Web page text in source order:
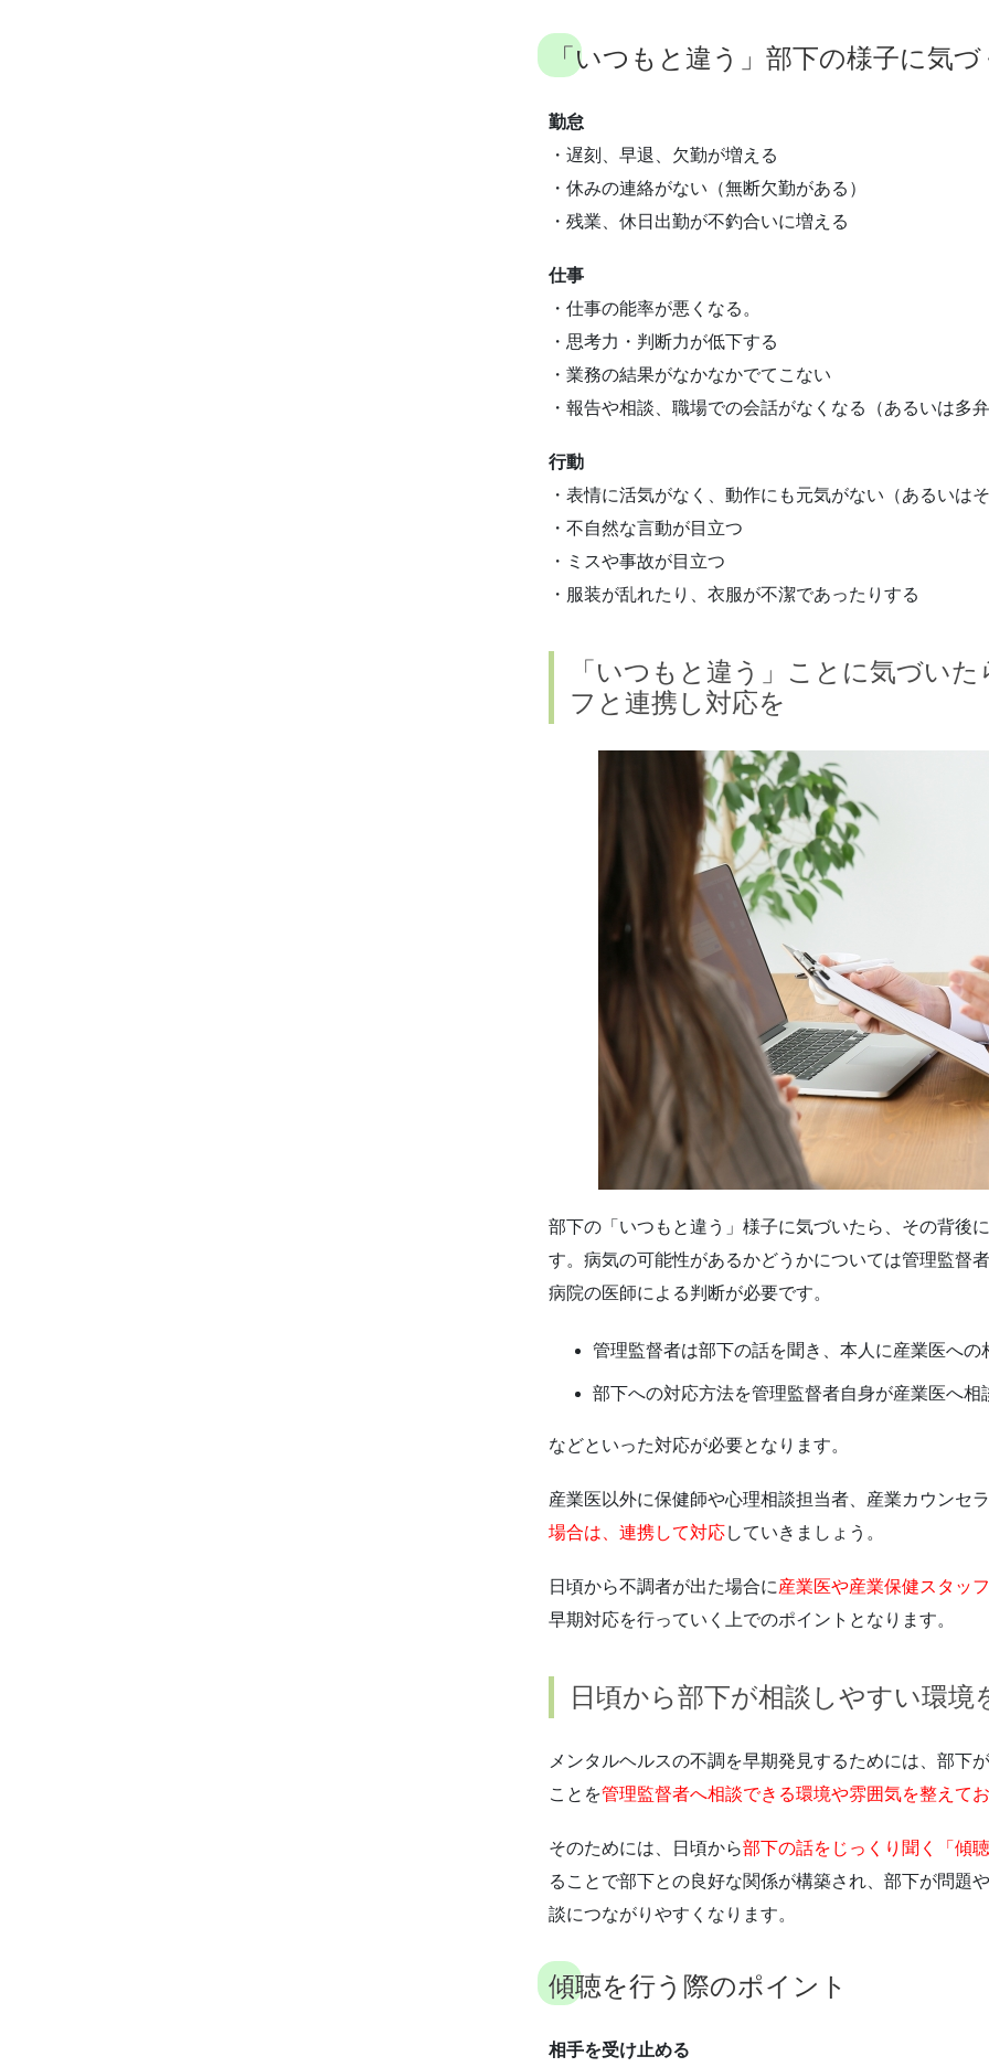
「いつもと違う」部下の様子に気
勤怠
・遅刻、早退、欠勤が増える
・休みの連絡がない（無断欠勤がある）
・残業、休日出勤が不釣合いに増える
仕事
・仕事の能率が悪くなる。
・思考力・判断力が低下する
・業務の結果がなかなかでてこない
・報告や相談、職場での会話がなくなる（あるいは多弁
行動
・表情に活気がなく、動作にも元気がない（あるいはそ
・不自然な言動が目立つ
・ミスや事故が目立つ
・服装が乱れたり、衣服が不潔であったりする
「いつもと違う」ことに気づい
フと連携し対応を
部下の「いつもと違う」様子に気づいたら、その背後
す。病気の可能性があるかどうかについては管理監督
病院の医師による判断が必要です。
管理監督者は部下の話を聞き、本人に産業医への
部下への対応方法を管理監督者自身が産業医へ相
などといった対応が必要となります。
産業医以外に保健師や心理相談担当者、産業カウンセ
場合は、連携して対応していきましょう。
日頃から不調者が出た場合に産業医や産業保健スタッ
早期対応を行っていく上でのポイントとなります。
日頃から部下が相談しやすい環境
メンタルヘルスの不調を早期発見するためには、部下
ことを管理監督者へ相談できる環境や雰囲気を整えて
そのためには、日頃から部下の話をじっくり聞く「傾
ることで部下との良好な関係が構築され、部下が問題
談につながりやすくなります。
傾聴を行う際のポイント
相手を受け止める